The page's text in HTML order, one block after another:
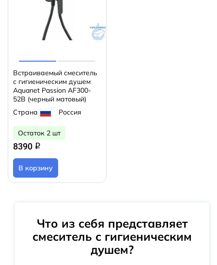
Встраиваемый смеситель
с гигиеническим душем
Aquanet Passion AF300-
52B (черный матовый)
Страна
Россия
Остаток 2 шт
8390 q
В корзину
Что из себя представляет
смеситель с гигиеническим
душем?